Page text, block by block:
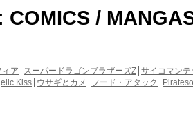
COMICS /
ア スーパードラゴンブラザーズZ サイコマンテ
Kiss ウサギとカメ フード・アタック